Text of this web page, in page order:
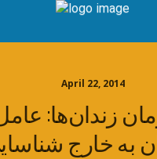
April 22, 2014
زندان‌ها:
به خارج